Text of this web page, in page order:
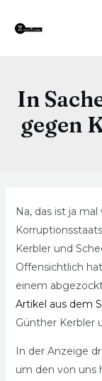
In
gegen
Na, das ist ja
Kerbler und
Offensichtlich
einem
Artikel aus dem
Günther Kerbler
In der Anzeige
um den von uns